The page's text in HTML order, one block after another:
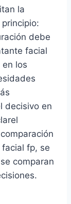
la
debe
facial
los
decisivo en
fp, se
comparan